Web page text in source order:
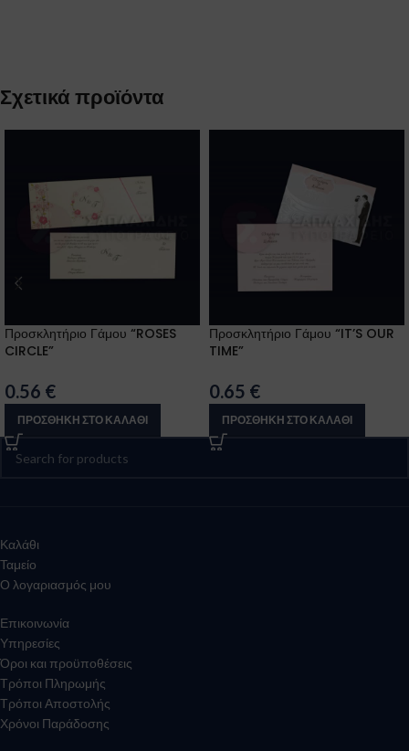
Σχετικά προϊόντα
Προσκλητήριο Γάμου “ROSES
CIRCLE”
0.56 €
ΠΡΟΣΘΉΚΗ ΣΤΟ ΚΑΛΆΘΙ
Προσκλητήριο Γάμου “IT’S OUR
TIME”
0.65 €
ΠΡΟΣΘΉΚΗ ΣΤΟ ΚΑΛΆΘΙ
Καλάθι
Ταμείο
Ο λογαριασμός μου
Επικοινωνία
Υπηρεσίες
Όροι και προϋποθέσεις
Τρόποι Πληρωμής
Τρόποι Αποστολής
Χρόνοι Παράδοσης